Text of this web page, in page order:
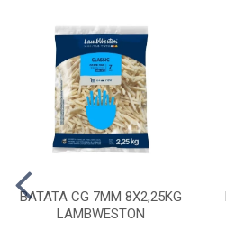
BATATA CG 7MM 8X2,25KG
LAMBWESTON